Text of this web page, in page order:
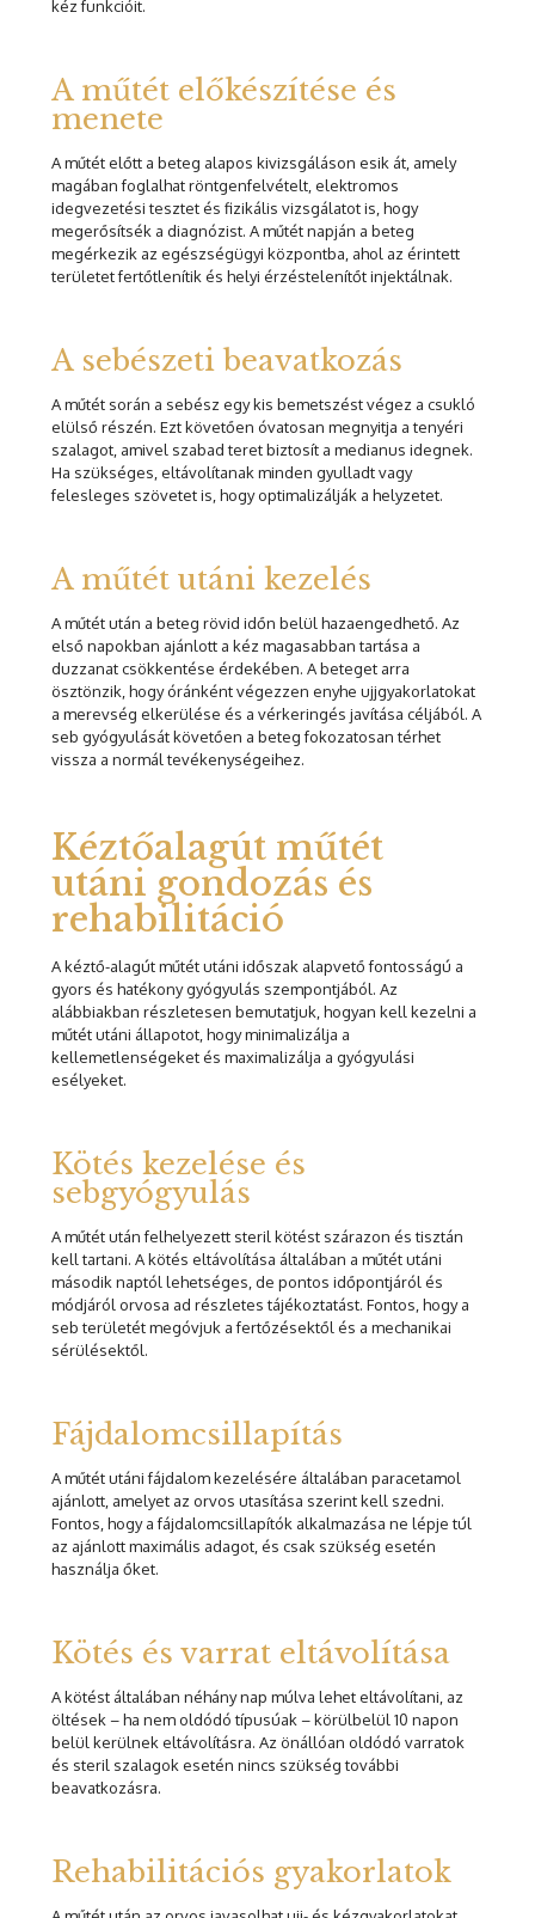
kéz funkcióit.
A műtét előkészítése és
menete
A műtét előtt a beteg alapos kivizsgáláson esik át, amely
magában foglalhat röntgenfelvételt, elektromos
idegvezetési tesztet és fizikális vizsgálatot is, hogy
megerősítsék a diagnózist. A műtét napján a beteg
megérkezik az egészségügyi központba, ahol az érintett
területet fertőtlenítik és helyi érzéstelenítőt injektálnak.
A sebészeti beavatkozás
A műtét során a sebész egy kis bemetszést végez a csukló
elülső részén. Ezt követően óvatosan megnyitja a tenyéri
szalagot, amivel szabad teret biztosít a medianus idegnek.
Ha szükséges, eltávolítanak minden gyulladt vagy
felesleges szövetet is, hogy optimalizálják a helyzetet.
A műtét utáni kezelés
A műtét után a beteg rövid időn belül hazaengedhető. Az
első napokban ajánlott a kéz magasabban tartása a
duzzanat csökkentése érdekében. A beteget arra
ösztönzik, hogy óránként végezzen enyhe ujjgyakorlatokat
a merevség elkerülése és a vérkeringés javítása céljából. A
seb gyógyulását követően a beteg fokozatosan térhet
vissza a normál tevékenységeihez.
Kéztőalagút műtét
utáni gondozás és
rehabilitáció
A kéztő-alagút műtét utáni időszak alapvető fontosságú a
gyors és hatékony gyógyulás szempontjából. Az
alábbiakban részletesen bemutatjuk, hogyan kell kezelni a
műtét utáni állapotot, hogy minimalizálja a
kellemetlenségeket és maximalizálja a gyógyulási
esélyeket.
Kötés kezelése és
sebgyógyulás
A műtét után felhelyezett steril kötést szárazon és tisztán
kell tartani. A kötés eltávolítása általában a műtét utáni
második naptól lehetséges, de pontos időpontjáról és
módjáról orvosa ad részletes tájékoztatást. Fontos, hogy a
seb területét megóvjuk a fertőzésektől és a mechanikai
sérülésektől.
Fájdalomcsillapítás
A műtét utáni fájdalom kezelésére általában paracetamol
ajánlott, amelyet az orvos utasítása szerint kell szedni.
Fontos, hogy a fájdalomcsillapítók alkalmazása ne lépje túl
az ajánlott maximális adagot, és csak szükség esetén
használja őket.
Kötés és varrat eltávolítása
A kötést általában néhány nap múlva lehet eltávolítani, az
öltések – ha nem oldódó típusúak – körülbelül 10 napon
belül kerülnek eltávolításra. Az önállóan oldódó varratok
és steril szalagok esetén nincs szükség további
beavatkozásra.
Rehabilitációs gyakorlatok